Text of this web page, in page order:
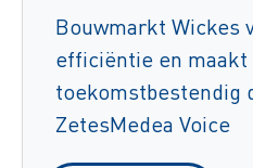
Bouwmarkt Wickes
efficiëntie en maakt
toekomstbestendig
ZetesMedea Voice